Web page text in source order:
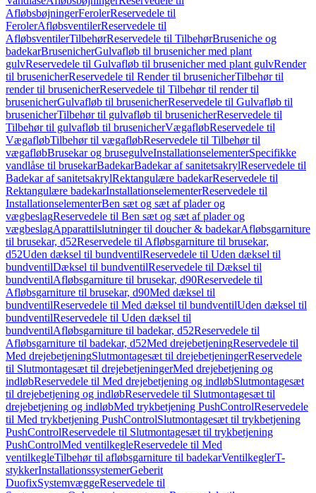
AfløbsbøjningerFerolerReservedele til
FerolerAfløbsventilerReservedele til
AfløbsventilerTilbehørReservedele til TilbehørBruseniche og
badekarBrusenicherGulvafløb til brusenicher med plant
gulvReservedele til Gulvafløb til brusenicher med plant gulvRender
til brusenicherReservedele til Render til brusenicherTilbehør til
render til brusenicherReservedele til Tilbehør til render til
brusenicherGulvafløb til brusenicherReservedele til Gulvafløb til
brusenicherTilbehør til gulvafløb til brusenicherReservedele til
Tilbehør til gulvafløb til brusenicherVægafløbReservedele til
VægafløbTilbehør til vægafløbReservedele til Tilbehør til
vægafløbBrusekar og brusegulveInstallationselementerSpecifikke
vandlåse til brusekarBadekarBadekar af sanitetsakrylReservedele til
Badekar af sanitetsakrylRektangulære badekarReservedele til
Rektangulære badekarInstallationselementerReservedele til
InstallationselementerBen sæt og sæt af plader og
vægbeslagReservedele til Ben sæt og sæt af plader og
vægbeslagApparattilslutninger til doucher & badekarAfløbsgarniture
til brusekar, d52Reservedele til Afløbsgarniture til brusekar,
d52Uden dæksel til bundventilReservedele til Uden dæksel til
bundventilDæksel til bundventilReservedele til Dæksel til
bundventilAfløbsgarniture til brusekar, d90Reservedele til
Afløbsgarniture til brusekar, d90Med dæksel til
bundventilReservedele til Med dæksel til bundventilUden dæksel til
bundventilReservedele til Uden dæksel til
bundventilAfløbsgarniture til badekar, d52Reservedele til
Afløbsgarniture til badekar, d52Med drejebetjeningReservedele til
Med drejebetjeningSlutmontagesæt til drejebetjeningerReservedele
til Slutmontagesæt til drejebetjeningerMed drejebetjening og
indløbReservedele til Med drejebetjening og indløbSlutmontagesæt
til drejebetjening og indløbReservedele til Slutmontagesæt til
drejebetjening og indløbMed trykbetjening PushControlReservedele
til Med trykbetjening PushControlSlutmontagesæt til trykbetjening
PushControlReservedele til Slutmontagesæt til trykbetjening
PushControlMed ventilkegleReservedele til Med
ventilkegleTilbehør til afløbsgarniture til badekarVentilkeglerT-
stykkerInstallationssystemerGeberit
DuofixSystemvæggeReservedele til